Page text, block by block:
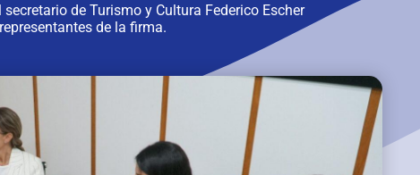
de Turismo y Cultura Federico Escher
de la firma.